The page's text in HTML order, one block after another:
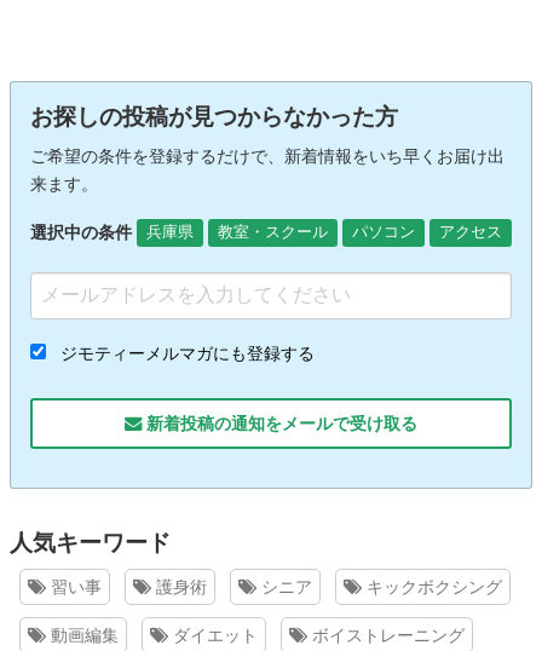
お探しの投稿が見つからなかった方
ご希望の条件を登録するだけで、新着情報をいち早くお届け出
来ます。
選択中の条件 兵庫県 教室・スクール パソコン アクセス
ジモティーメルマガにも登録する
新着投稿の通知をメールで受け取る
人気キーワード
習い事 護身術 シニア キックボクシング
動画編集 ダイエット ボイストレーニング